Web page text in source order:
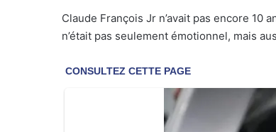
Claude François Jr n’avait pas encore 10
n’était pas seulement émotionnel, mais